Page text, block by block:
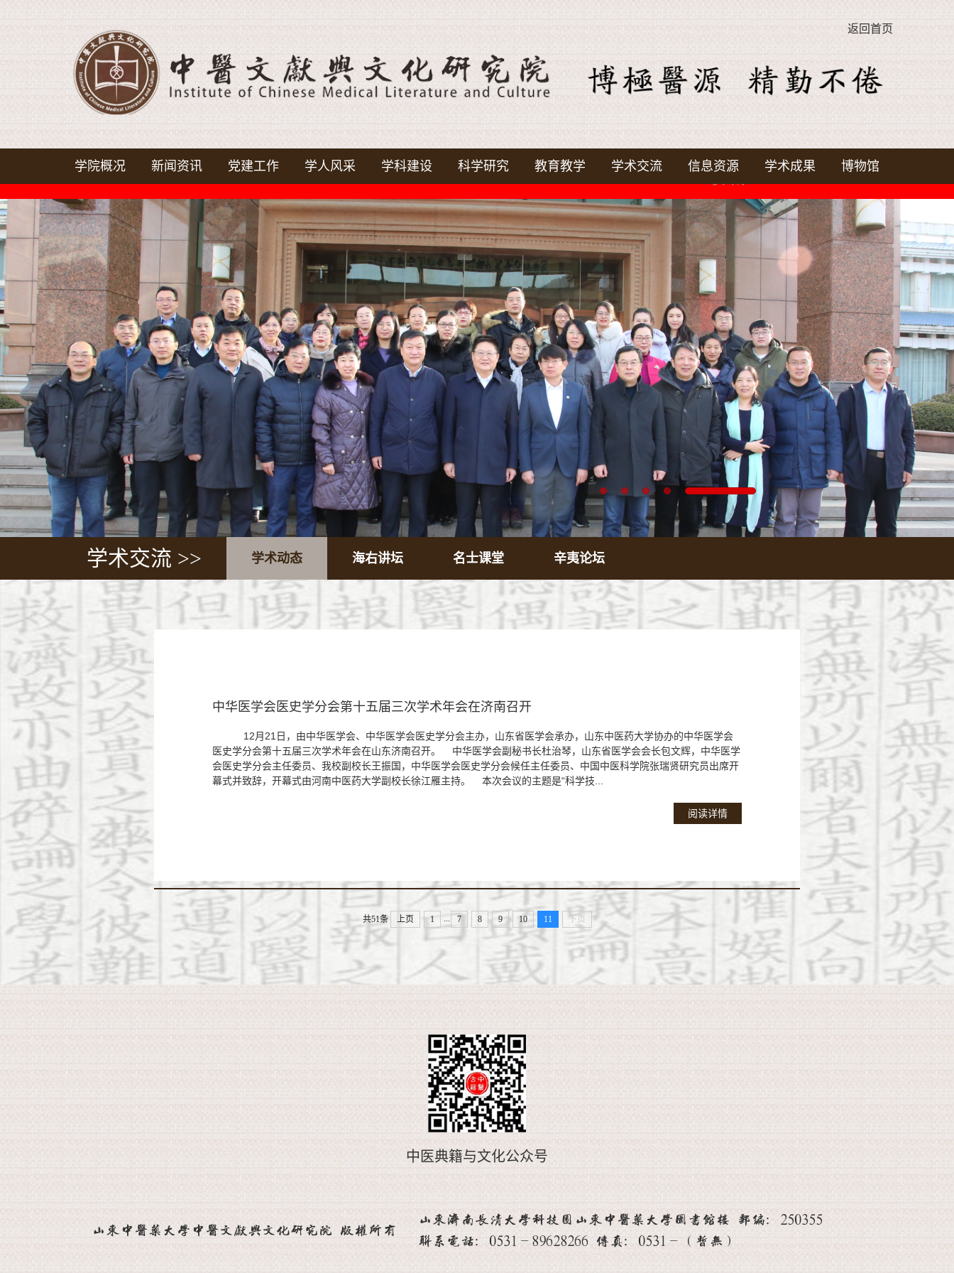
返回首页
学院概况 新闻资讯 党建工作 学人风采 学科建设 科学研究 教育教学 学术交流 信息资源 学术成果 博物馆
学术交流 >> 学术动态 海右讲坛 名士课堂 辛夷论坛
中华医学会医史学分会第十五届三次学术年会在济南召开
12月21日，由中华医学会、中华医学会医史学分会主办，山东省医学会承办，山东中医药大学协办的中华医学会
医史学分会第十五届三次学术年会在山东济南召开。 中华医学会副秘书长杜治琴，山东省医学会会长包文辉，中华医学
会医史学分会主任委员、我校副校长王振国，中华医学会医史学分会候任主任委员、中国中医科学院张瑞贤研究员出席开
幕式并致辞，开幕式由河南中医药大学副校长徐江雁主持。 本次会议的主题是“科学技...
阅读详情
共51条 上页 1 7 8 9 10 11 下页
中医典籍与文化公众号
山东中医药大学中医文献与文化研究院 版权所有
山东济南长清大学科技园山东中医药大学图书馆楼 邮编：250355
联系电话：0531-89628266 传真：0531-（暂无）